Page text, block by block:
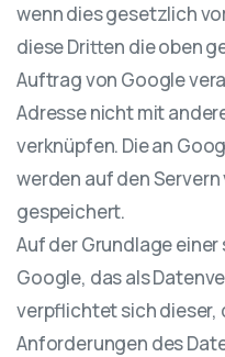
wenn dies gesetzlich
diese Dritten die oben
Auftrag von Google
Adresse nicht mit
verknüpfen. Die an
werden auf den Servern
gespeichert.
Auf der Grundlage
Google, das als
verpflichtet sich dieser,
Anforderungen des